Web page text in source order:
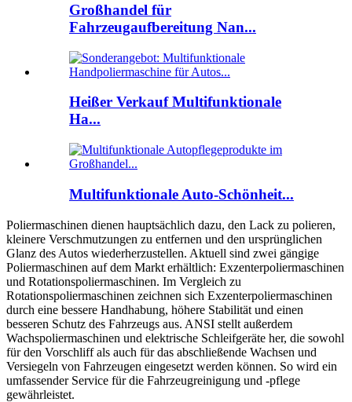
Großhandel für
Fahrzeugaufbereitung Nan...
Heißer Verkauf Multifunktionale
Ha...
Multifunktionale Auto-Schönheit...
Poliermaschinen dienen hauptsächlich dazu, den Lack zu polieren,
kleinere Verschmutzungen zu entfernen und den ursprünglichen
Glanz des Autos wiederherzustellen. Aktuell sind zwei gängige
Poliermaschinen auf dem Markt erhältlich: Exzenterpoliermaschinen
und Rotationspoliermaschinen. Im Vergleich zu
Rotationspoliermaschinen zeichnen sich Exzenterpoliermaschinen
durch eine bessere Handhabung, höhere Stabilität und einen
besseren Schutz des Fahrzeugs aus. ANSI stellt außerdem
Wachspoliermaschinen und elektrische Schleifgeräte her, die sowohl
für den Vorschliff als auch für das abschließende Wachsen und
Versiegeln von Fahrzeugen eingesetzt werden können. So wird ein
umfassender Service für die Fahrzeugreinigung und -pflege
gewährleistet.